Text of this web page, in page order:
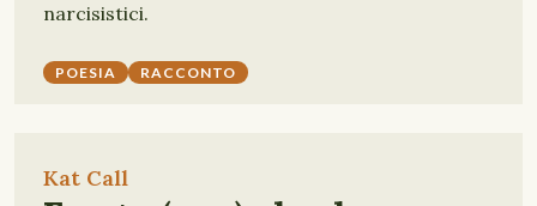
narcisistici.
POESIA RACCONTO
Kat Call